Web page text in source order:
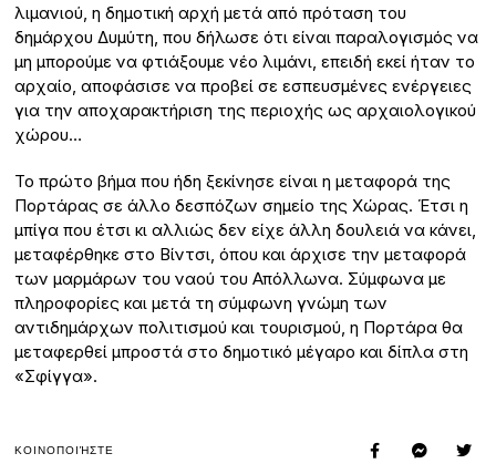
λιμανιού, η δημοτική αρχή μετά από πρόταση του
δημάρχου Δυμύτη, που δήλωσε ότι είναι παραλογισμός να
μη μπορούμε να φτιάξουμε νέο λιμάνι, επειδή εκεί ήταν το
αρχαίο, αποφάσισε να προβεί σε εσπευσμένες ενέργειες
για την αποχαρακτήριση της περιοχής ως αρχαιολογικού
χώρου…
Το πρώτο βήμα που ήδη ξεκίνησε είναι η μεταφορά της
Πορτάρας σε άλλο δεσπόζων σημείο της Χώρας. Έτσι η
μπίγα που έτσι κι αλλιώς δεν είχε άλλη δουλειά να κάνει,
μεταφέρθηκε στο Βίντσι, όπου και άρχισε την μεταφορά
των μαρμάρων του ναού του Απόλλωνα. Σύμφωνα με
πληροφορίες και μετά τη σύμφωνη γνώμη των
αντιδημάρχων πολιτισμού και τουρισμού, η Πορτάρα θα
μεταφερθεί μπροστά στο δημοτικό μέγαρο και δίπλα στη
«Σφίγγα».
ΚΟΙΝΟΠΟΙΉΣΤΕ